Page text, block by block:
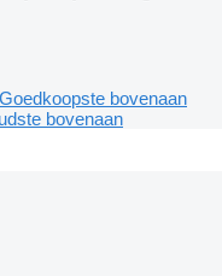
Goedkoopste bovenaan
bovenaan